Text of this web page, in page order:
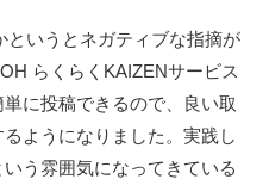
いうとネガティブな指摘が
らくらくKAIZENサービス
に投稿できるので、良い取
ようになりました。実践し
う雰囲気になってきている